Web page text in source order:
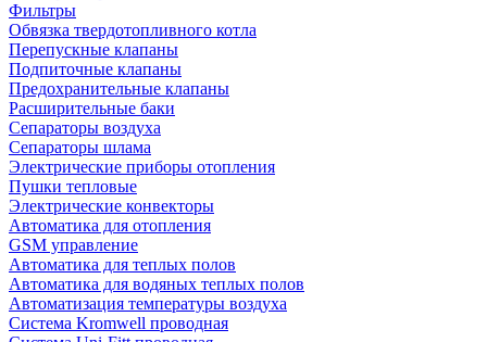
Фильтры
Обвязка твердотопливного котла
Перепускные клапаны
Подпиточные клапаны
Предохранительные клапаны
Расширительные баки
Сепараторы воздуха
Сепараторы шлама
Электрические приборы отопления
Пушки тепловые
Электрические конвекторы
Автоматика для отопления
GSM управление
Автоматика для теплых полов
Автоматика для водяных теплых полов
Автоматизация температуры воздуха
Система Kromwell проводная